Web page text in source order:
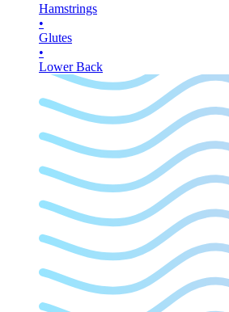
Hamstrings
•
Glutes
•
Lower Back